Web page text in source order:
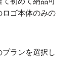
ゴ本体のみの
ランを選択し